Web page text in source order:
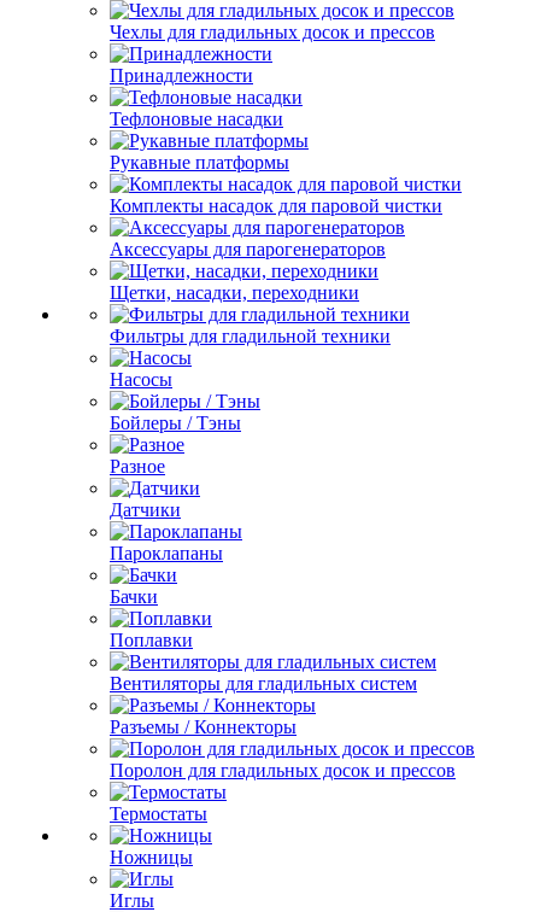
Чехлы для гладильных досок и прессов
Принадлежности
Тефлоновые насадки
Рукавные платформы
Комплекты насадок для паровой чистки
Аксессуары для парогенераторов
Щетки, насадки, переходники
Фильтры для гладильной техники
Насосы
Бойлеры / Тэны
Разное
Датчики
Пароклапаны
Бачки
Поплавки
Вентиляторы для гладильных систем
Разъемы / Коннекторы
Поролон для гладильных досок и прессов
Термостаты
Ножницы
Иглы